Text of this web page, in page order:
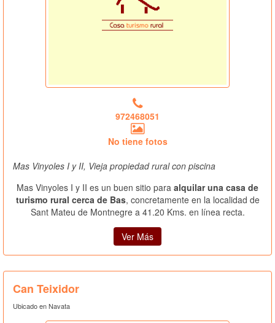
972468051
No tiene fotos
Mas Vinyoles I y II, Vieja propiedad rural con piscina
Mas Vinyoles I y II es un buen sitio para alquilar una casa de
turismo rural cerca de Bas, concretamente en la localidad de
Sant Mateu de Montnegre a 41.20 Kms. en línea recta.
Ver Más
Can Teixidor
Ubicado en Navata